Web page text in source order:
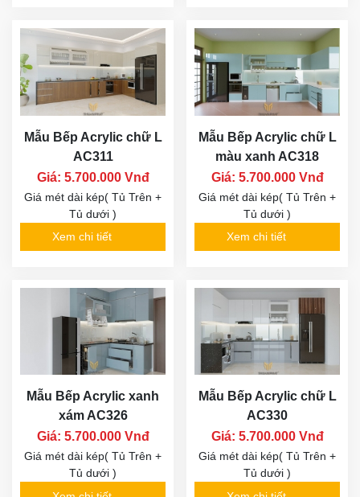
AC352
Giá: 5.700.000 Vnđ
Giá mét dài kép( Tủ Trên +
Tủ dưới )
Xem chi tiết
Giá: 5.700.000 Vnđ
Giá mét dài kép( Tủ Trên +
Tủ dưới )
Xem chi tiết
vân gỗ AC317
Giá: 5.700.000 Vnđ
Giá mét dài kép( Tủ Trên +
Tủ dưới )
Xem chi tiết
kế kịch trần AC343
Giá: 5.700.000 Vnđ
Giá mét dài kép( Tủ Trên +
Tủ dưới )
Xem chi tiết